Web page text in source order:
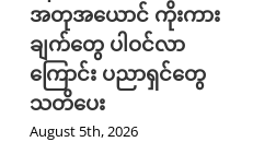
အတုအယောင် ကိုးကား
ချက်တွေ ပါဝင်လာ
ကြောင်း ပညာရှင်တွေ
သတိပေး
August 5th, 2026